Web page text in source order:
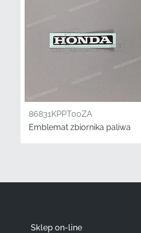
86831KPPT00ZA
Emblemat zbiornika paliwa
Sklep on-line